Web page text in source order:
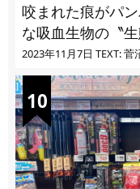
咬まれた痕がパ
な吸血生物の〝
ユ・ヌカカ】
2023年11月7日 TEXT: 菅